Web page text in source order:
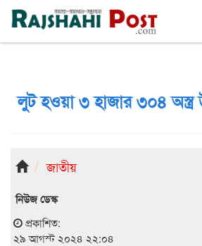
রাজশাহী বৃহঃস্পতিবার, ৬ই আগস্ট ২০২৬, ২৩শে শ্রাবণ
লুট হওয়া ৩ হাজার ৩০৪ অস্ত্র
জাতীয়
নিউজ ডেস্ক
প্রকাশিত:
২৯ আগস্ট ২০২৪ ২২:০৪